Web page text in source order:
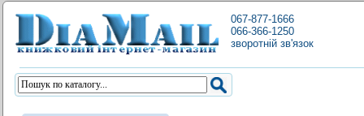
067-877-1666
066-366-1250
зворотній зв'язок